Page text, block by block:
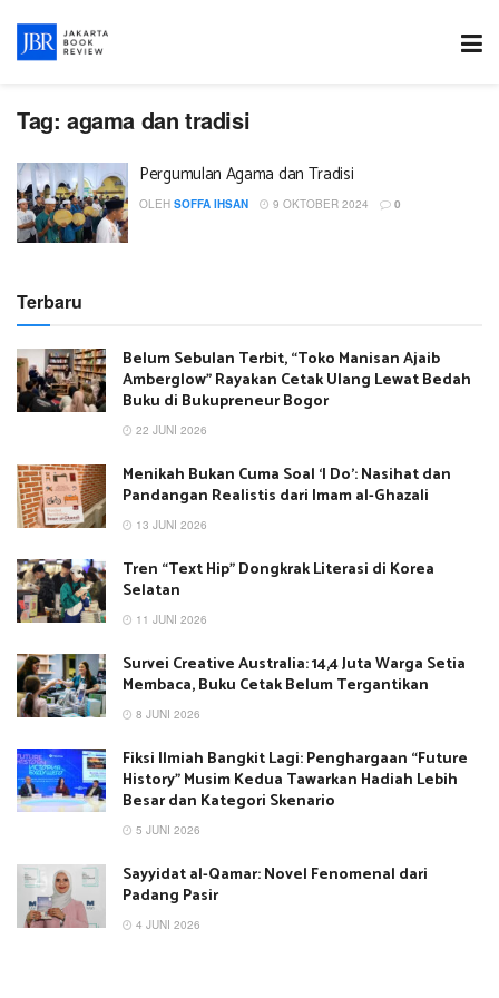
Tag: agama dan tradisi
Pergumulan Agama dan Tradisi
OLEH SOFFA IHSAN 9 OKTOBER 2024 0
Terbaru
Belum Sebulan Terbit, “Toko Manisan Ajaib
Amberglow” Rayakan Cetak Ulang Lewat Bedah
Buku di Bukupreneur Bogor
22 JUNI 2026
Menikah Bukan Cuma Soal ‘I Do’: Nasihat dan
Pandangan Realistis dari Imam al-Ghazali
13 JUNI 2026
Tren “Text Hip” Dongkrak Literasi di Korea
Selatan
11 JUNI 2026
Survei Creative Australia: 14,4 Juta Warga Setia
Membaca, Buku Cetak Belum Tergantikan
8 JUNI 2026
Fiksi Ilmiah Bangkit Lagi: Penghargaan “Future
History” Musim Kedua Tawarkan Hadiah Lebih
Besar dan Kategori Skenario
5 JUNI 2026
Sayyidat al-Qamar: Novel Fenomenal dari
Padang Pasir
4 JUNI 2026